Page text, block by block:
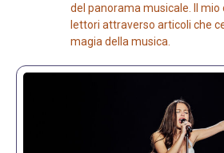
del panorama musicale. Il mio
lettori attraverso articoli che
magia della musica.